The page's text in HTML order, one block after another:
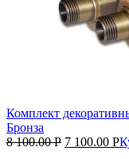
Комплект
Бронза
8 100.00Р 7 100.00 Р